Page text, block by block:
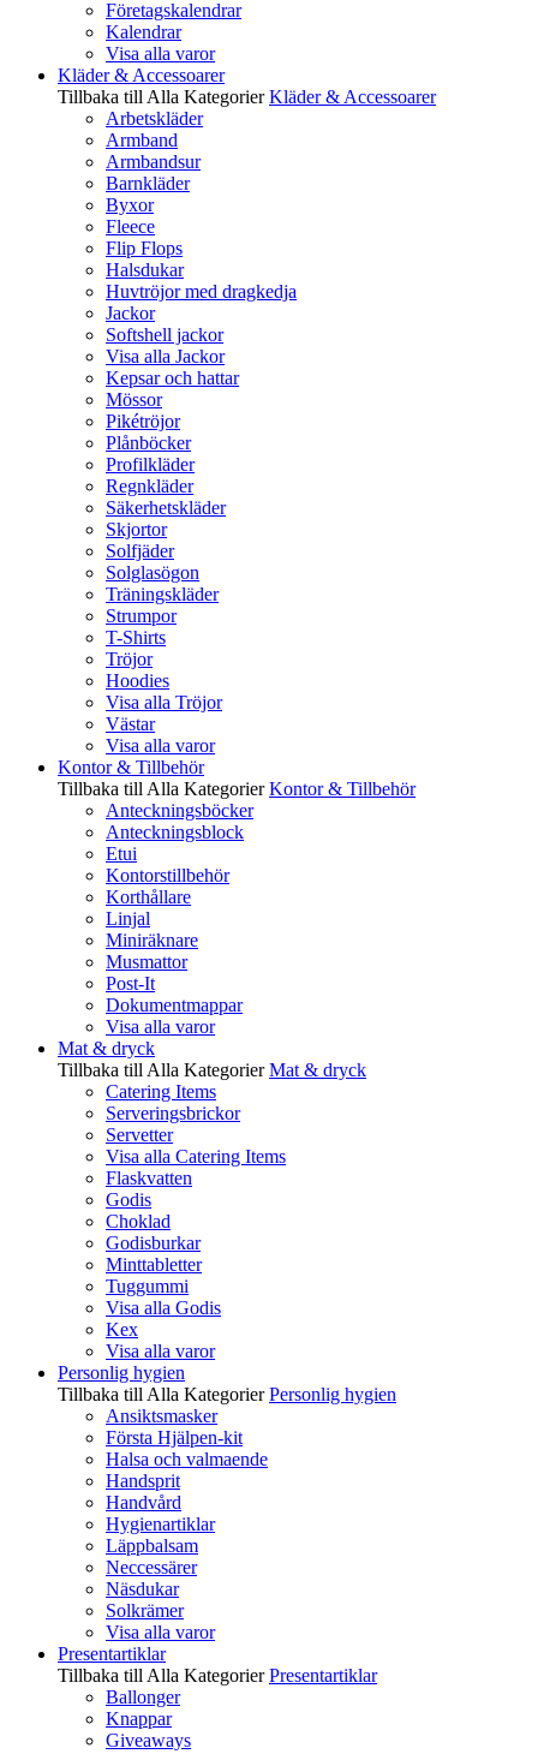
Företagskalendrar
Kalendrar
Visa alla varor
Kläder & Accessoarer
Tillbaka till Alla Kategorier Kläder & Accessoarer
Arbetskläder
Armband
Armbandsur
Barnkläder
Byxor
Fleece
Flip Flops
Halsdukar
Huvtröjor med dragkedja
Jackor
Softshell jackor
Visa alla Jackor
Kepsar och hattar
Mössor
Pikétröjor
Plånböcker
Profilkläder
Regnkläder
Säkerhetskläder
Skjortor
Solfjäder
Solglasögon
Träningskläder
Strumpor
T-Shirts
Tröjor
Hoodies
Visa alla Tröjor
Västar
Visa alla varor
Kontor & Tillbehör
Tillbaka till Alla Kategorier Kontor & Tillbehör
Anteckningsböcker
Anteckningsblock
Etui
Kontorstillbehör
Korthållare
Linjal
Miniräknare
Musmattor
Post-It
Dokumentmappar
Visa alla varor
Mat & dryck
Tillbaka till Alla Kategorier Mat & dryck
Catering Items
Serveringsbrickor
Servetter
Visa alla Catering Items
Flaskvatten
Godis
Choklad
Godisburkar
Minttabletter
Tuggummi
Visa alla Godis
Kex
Visa alla varor
Personlig hygien
Tillbaka till Alla Kategorier Personlig hygien
Ansiktsmasker
Första Hjälpen-kit
Halsa och valmaende
Handsprit
Handvård
Hygienartiklar
Läppbalsam
Neccessärer
Näsdukar
Solkrämer
Visa alla varor
Presentartiklar
Tillbaka till Alla Kategorier Presentartiklar
Ballonger
Knappar
Giveaways